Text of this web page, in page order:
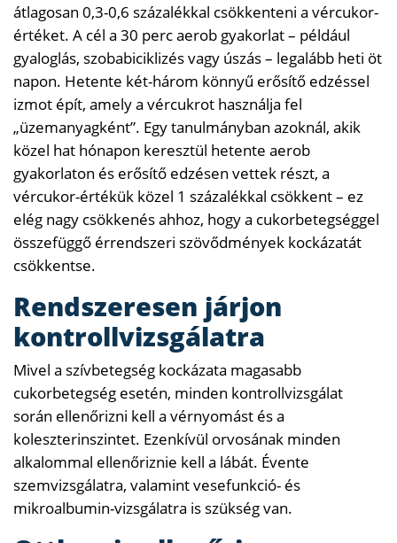
átlagosan 0,3-0,6 százalékkal csökkenteni a vércukor-
értéket. A cél a 30 perc aerob gyakorlat – például
gyaloglás, szobabiciklizés vagy úszás – legalább heti öt
napon. Hetente két-három könnyű erősítő edzéssel
izmot épít, amely a vércukrot használja fel
„üzemanyagként”. Egy tanulmányban azoknál, akik
közel hat hónapon keresztül hetente aerob
gyakorlaton és erősítő edzésen vettek részt, a
vércukor-értékük közel 1 százalékkal csökkent – ​​ez
elég nagy csökkenés ahhoz, hogy a cukorbetegséggel
összefüggő érrendszeri szövődmények kockázatát
csökkentse.
Rendszeresen járjon
kontrollvizsgálatra
Mivel a szívbetegség kockázata magasabb
cukorbetegség esetén, minden kontrollvizsgálat
során ellenőrizni kell a vérnyomást és a
koleszterinszintet. Ezenkívül orvosának minden
alkalommal ellenőriznie kell a lábát. Évente
szemvizsgálatra, valamint vesefunkció- és
mikroalbumin-vizsgálatra is szükség van.